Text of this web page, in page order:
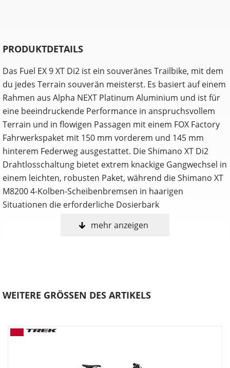
PRODUKTDETAILS
Das Fuel EX 9 XT Di2 ist ein souveränes Trailbike, mit dem
du jedes Terrain souverän meisterst. Es basiert auf einem
Rahmen aus Alpha NEXT Platinum Aluminium und ist für
eine beeindruckende Performance in anspruchsvollem
Terrain und in flowigen Passagen mit einem FOX Factory
Fahrwerkspaket mit 150 mm vorderem und 145 mm
hinterem Federweg ausgestattet. Die Shimano XT Di2
Drahtlosschaltung bietet extrem knackige Gangwechsel in
einem leichten, robusten Paket, während die Shimano XT
M8200 4-Kolben-Scheibenbremsen in haarigen
Situationen die erforderliche Dosierbark
Anpassen, shredden, wiederholen
des MX oder die schluckfreudige Downhill-Performance
Verstellbare Progression
unverändertem Ansprechverhalten auf kleine Stöße?
mehr anzeigen
WEITERE GRÖSSEN DES ARTIKELS